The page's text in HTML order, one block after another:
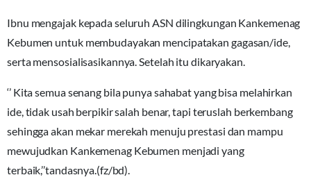
Ibnu mengajak kepada seluruh ASN dilingkungan Kankemenag
Kebumen untuk membudayakan mencipatakan gagasan/ide,
serta mensosialisasikannya. Setelah itu dikaryakan.
‘’ Kita semua senang bila punya sahabat yang bisa melahirkan
ide, tidak usah berpikir salah benar, tapi teruslah berkembang
sehingga akan mekar merekah menuju prestasi dan mampu
mewujudkan Kankemenag Kebumen menjadi yang
terbaik,’’tandasnya.(fz/bd).